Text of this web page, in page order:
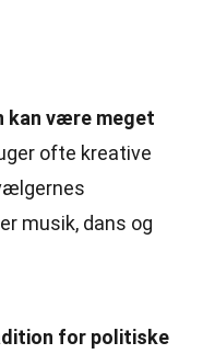
kan være meget
ofte kreative
musik, dans og
for politiske